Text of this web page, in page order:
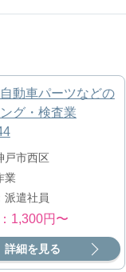
動車パーツなどの
グ・検査業
戸市西区
業
派遣社員
1,300円〜
詳細を見る